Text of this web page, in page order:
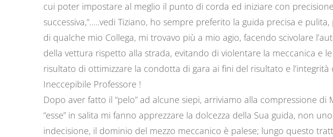
cui poter impostare al meglio il punto di corda ed iniziare con
successiva,“…..vedi Tiziano, ho sempre preferito la guida precisa e
di qualche mio Collega, mi trovavo più a mio agio, facendo scivolare
della vettura rispetto alla strada, evitando di violentare la meccanica e
risultato di ottimizzare la condotta di gara ai fini del risultato e l’integrità
Ineccepibile Professore !
Dopo aver fatto il “pelo” ad alcune siepi, arriviamo alla compressione di
“esse” in salita mi fanno apprezzare la dolcezza della Sua guida, non
indecisione, il dominio del mezzo meccanico è palese; lungo questo